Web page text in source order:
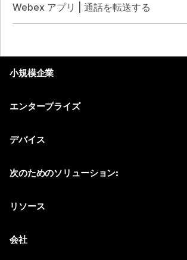
Webex アプリ | 通話を転送する
小規模企業
エンタープライズ
Meetings
デバイス
次のためのソリューション:
リソース
会社